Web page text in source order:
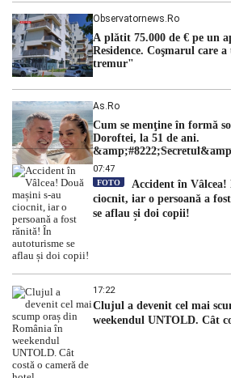
Observatornews.ro
A plătit 75.000 de € pe un
Residence. Coşmarul care
tremur"
As.ro
Cum se menţine în formă
Doroftei, la 51 de ani.
dezvăluit
07:47
FOTO
Accident în Vâlcea!
ciocnit, iar o persoană a
se aflau și doi copii!
17:22
Clujul a devenit cel mai
weekendul UNTOLD. Cât